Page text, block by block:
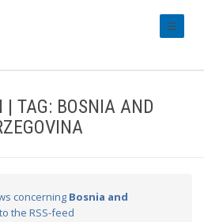
| TAG: BOSNIA AND
concerning Bosnia and
the RSS-feed